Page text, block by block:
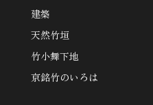
建築
天然竹垣
竹小舞下地
京銘竹のいろは